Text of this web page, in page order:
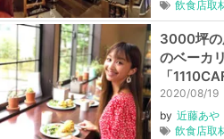
飲食店取
3000坪の
のベーカ
「
♪【近藤あ
2020/08/19
by 近藤あや
飲食店取